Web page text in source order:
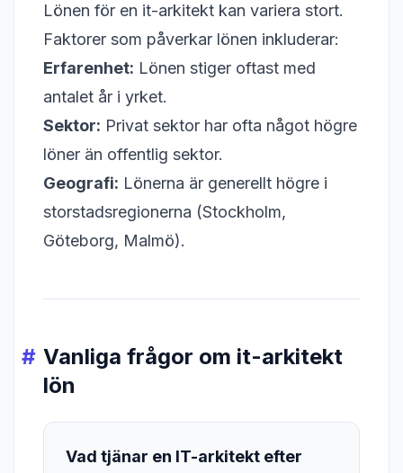
Lönen för en it-arkitekt kan variera stort.
Faktorer som påverkar lönen inkluderar:
Erfarenhet: Lönen stiger oftast med
antalet år i yrket.
Sektor: Privat sektor har ofta något högre
löner än offentlig sektor.
Geografi: Lönerna är generellt högre i
storstadsregionerna (Stockholm,
Göteborg, Malmö).
Vanliga frågor om it-arkitekt
lön
Vad tjänar en IT-arkitekt efter